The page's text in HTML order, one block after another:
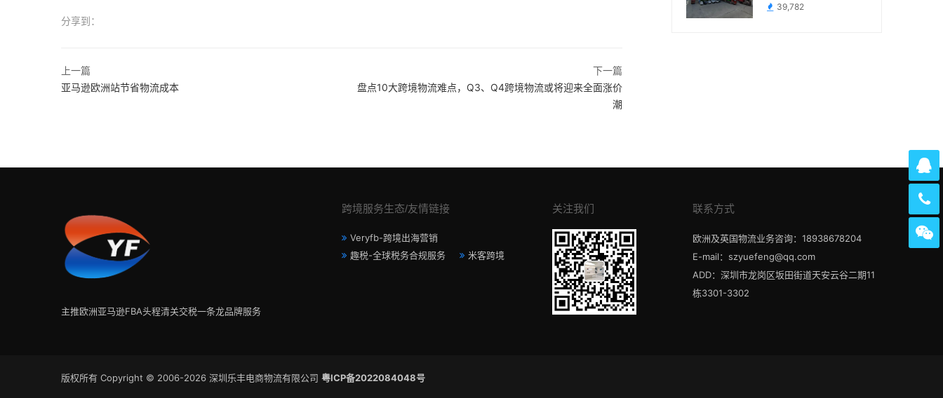
分享到：
上一篇
亚马逊欧洲站节省物流成本
下一篇
盘点10大跨境物流难点，Q3、Q4跨境物流或将迎来全面涨价
潮
乌、苏州、宁波
39,782
主推欧洲亚马逊FBA头程清关交税一条龙品牌服务
跨境服务生态/友情链接
Veryfb-跨境出海营销
趣税-全球税务合规服务
米客跨境
关注我们 联系方式
欧洲及英国物流业务咨询：18938678204
E-mail：szyuefeng@qq.com
ADD：深圳市龙岗区坂田街道天安云谷二期11
栋3301-3302
版权所有 Copyright © 2006-2026 深圳乐丰电商物流有限公司 粤ICP备2022084048号